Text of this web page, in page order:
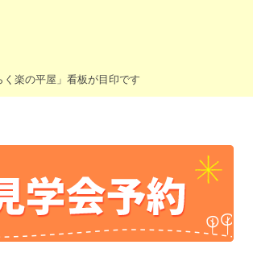
楽の平屋」看板が目印です